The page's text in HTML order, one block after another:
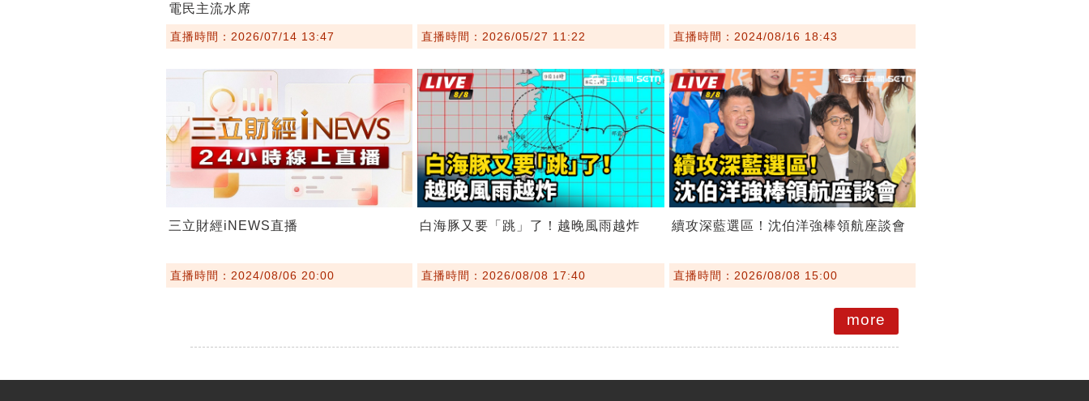
電民主流水席
直播時間：2026/07/14 13:47 直播時間：2026/05/27 11:22 直播時間：2024/08/16 18:43
三立財經iNEWS直播
直播時間：2024/08/06 20:00
白海豚又要「跳」了！越晚風雨越炸
直播時間：2026/08/08 17:40
續攻深藍選區！沈伯洋強棒領航座談會
直播時間：2026/08/08 15:00
more